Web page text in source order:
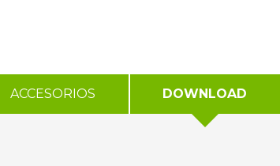
ACCESORIOS DOWNLOAD